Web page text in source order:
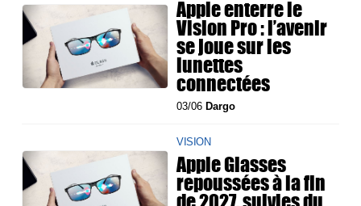
Apple enterre le
Vision Pro : l’avenir
se joue sur les
lunettes
connectées
03/06 Dargo
VISION
Apple Glasses
repoussées à la fin